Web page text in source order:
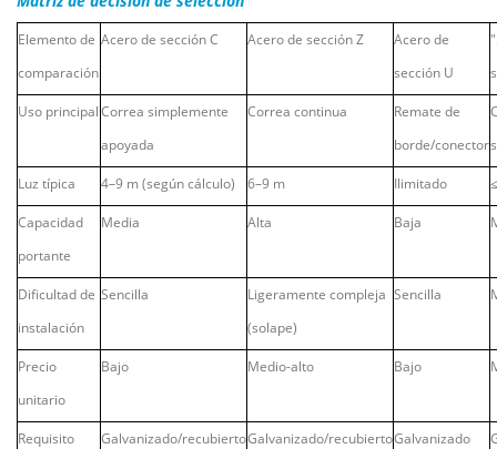
Elemento de
comparación
Acero de sección C Acero de sección Z
Acero de
sección U
"
Uso principalCorrea simplemente
apoyada
Correa continua
Remate de
borde/conector
Luz típica 4–9 m (según cálculo) 6–9 m Ilimitado
Capacidad
portante
Media Alta Baja
Dificultad de
instalación
Sencilla
Ligeramente compleja
(solape)
Sencilla
Precio
unitario
Bajo Medio-alto Bajo
Requisito
Galvanizado/recubiertoGalvanizado/recubiertoGalvanizado